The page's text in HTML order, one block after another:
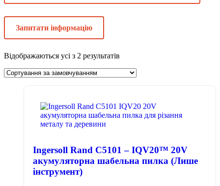
Запитати інформацію
Відображаються усі з 2 результатів
Ingersoll Rand C5101 – IQV20™ 20V
акумуляторна шабельна пилка (Лише
інструмент)